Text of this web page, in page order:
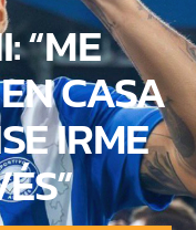
“ME
CASA
IRME